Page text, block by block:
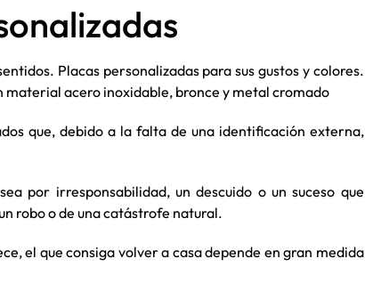
Placas personalizadas para sus gustos y colores.
material acero inoxidable, bronce y metal cromado
que, debido a la falta de una identificación externa,
por irresponsabilidad, un descuido o un suceso que
robo o de una catástrofe natural.
el que consiga volver a casa depende en gran medida